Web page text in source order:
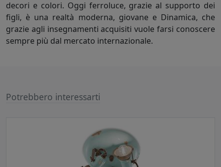
decori e colori. Oggi ferroluce, grazie al supporto dei
figli, è una realtà moderna, giovane e Dinamica, che
grazie agli insegnamenti acquisiti vuole farsi conoscere
sempre più dal mercato internazionale.
Potrebbero interessarti